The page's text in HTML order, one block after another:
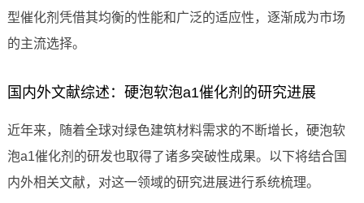
型催化剂凭借其均衡的性能和广泛的适应性，逐渐成为市场
的主流选择。
国内外文献综述：硬泡软泡a1催化剂的研究进展
近年来，随着全球对绿色建筑材料需求的不断增长，硬泡软
泡a1催化剂的研发也取得了诸多突破性成果。以下将结合国
内外相关文献，对这一领域的研究进展进行系统梳理。